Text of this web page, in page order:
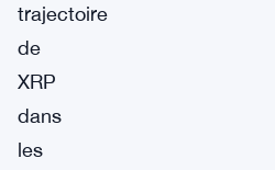
trajectoire
de
XRP
dans
les